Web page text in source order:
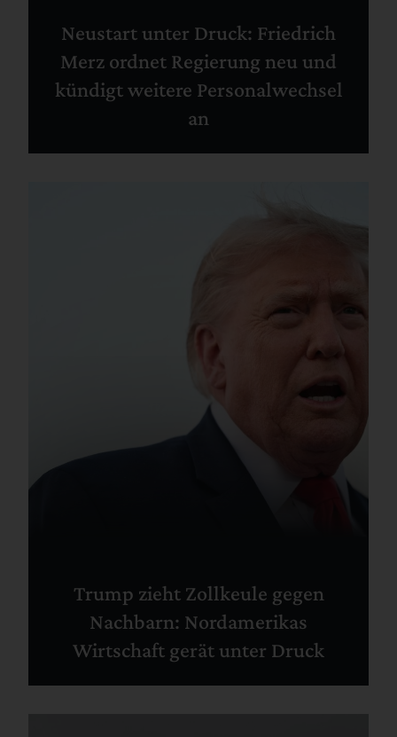
Neustart unter Druck: Friedrich
Merz ordnet Regierung neu und
kündigt weitere Personalwechsel
an
Trump zieht Zollkeule gegen
Nachbarn: Nordamerikas
Wirtschaft gerät unter Druck